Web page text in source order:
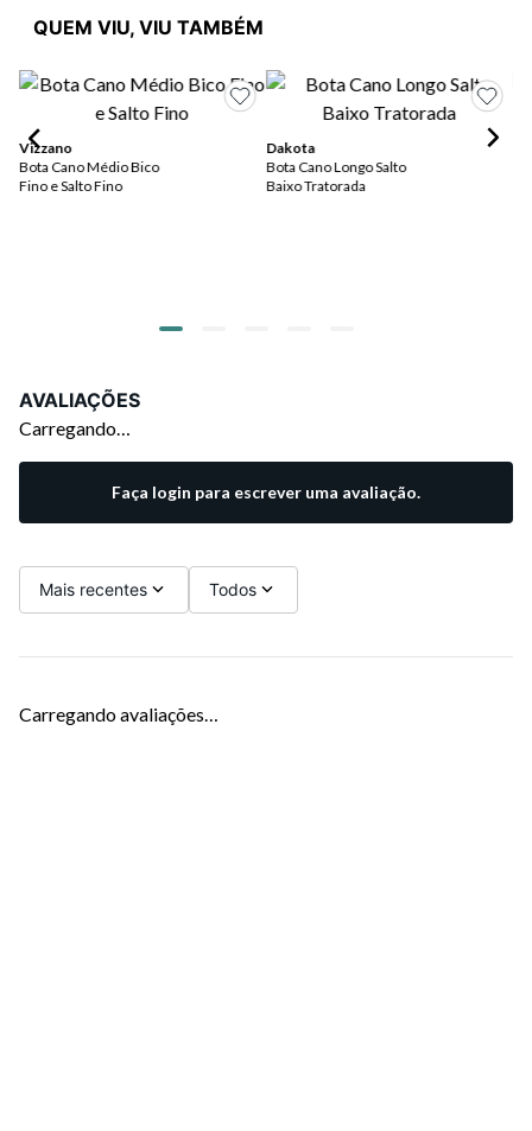
QUEM VIU, VIU TAMBÉM
Vizzano
Bota Cano Médio Bico
Fino e Salto Fino
Dakota
Bota Cano Longo Salto
Baixo Tratorada
AVALIAÇÕES
Carregando…
Faça login para escrever uma avaliação.
Mais recentes Todos
Carregando avaliações…